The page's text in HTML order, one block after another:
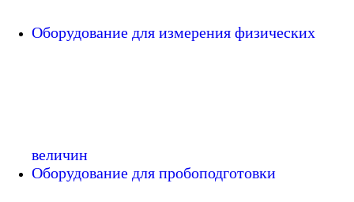
Оборудование для измерения физических
величин
Оборудование для пробоподготовки